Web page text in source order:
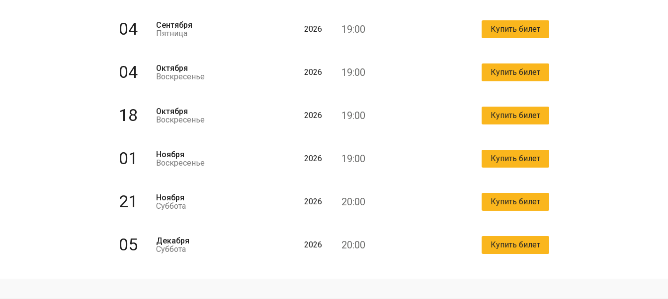
04
Сентября
Пятница
2026 19:00 Купить билет
04
Октября
Воскресенье
2026 19:00 Купить билет
18
Октября
Воскресенье
2026 19:00 Купить билет
01
Ноября
Воскресенье
2026 19:00 Купить билет
21
Ноября
Суббота
2026 20:00 Купить билет
05
Декабря
Суббота
2026 20:00 Купить билет